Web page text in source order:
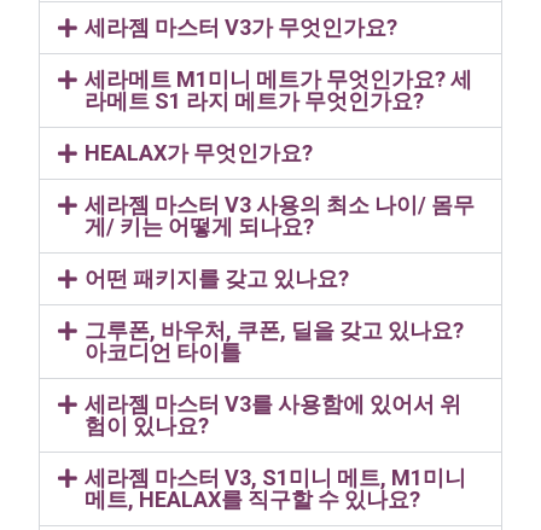
세라젬 마스터 V3가 무엇인가요?
세라메트 M1미니 메트가 무엇인가요? 세
라메트 S1 라지 메트가 무엇인가요?
HEALAX가 무엇인가요?
세라젬 마스터 V3 사용의 최소 나이/ 몸무
게/ 키는 어떻게 되나요?
어떤 패키지를 갖고 있나요?
그루폰, 바우처, 쿠폰, 딜을 갖고 있나요?
아코디언 타이틀
세라젬 마스터 V3를 사용함에 있어서 위
험이 있나요?
세라젬 마스터 V3, S1미니 메트, M1미니
메트, HEALAX를 직구할 수 있나요?